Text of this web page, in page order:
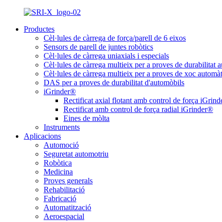
Productes
Cèl·lules de càrrega de força/parell de 6 eixos
Sensors de parell de juntes robòtics
Cèl·lules de càrrega uniaxials i especials
Cèl·lules de càrrega multieix per a proves de durabilitat
Cèl·lules de càrrega multieix per a proves de xoc
DAS per a proves de durabilitat d'automòbils
iGrinder®
Rectificat axial flotant amb control de força
Rectificat amb control de força radial iGrinder®
Eines de mòlta
Instruments
Aplicacions
Automoció
Seguretat automotriu
Robòtica
Medicina
Proves generals
Rehabilitació
Fabricació
Automatització
Aeroespacial